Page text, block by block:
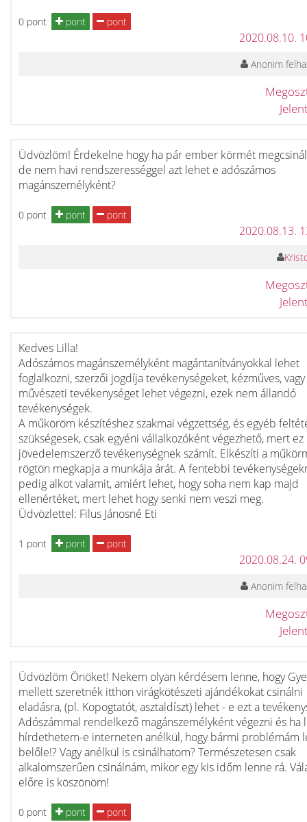
0 pont pont pont
2020.08.10.
Anonim
Üdvözlöm! Érdekelne hogy ha pár ember körmét
de nem havi rendszerességgel azt lehet e adószámos
magánszemélyként?
0 pont pont pont
2020.08.13.
Kedves Lilla!
Adószámos magánszemélyként magántanítványokkal lehet
foglalkozni, szerzői jogdíja tevékenységeket, kézműves, vagy
művészeti tevékenységet lehet végezni, ezek nem állandó
tevékenységek.
A műköröm készítéshez szakmai végzettség, és egyéb
szükségesek, csak egyéni vállalkozóként végezhető, mert ez
jövedelemszerző tevékenységnek számít. Elkészíti a
rögtön megkapja a munkája árát. A fentebbi
pedig alkot valamit, amiért lehet, hogy soha nem kap majd
ellenértéket, mert lehet hogy senki nem veszi meg.
Üdvözlettel: Filus Jánosné Eti
1 pont pont pont
2020.08.24.
Anonim
Üdvözlöm Önöket! Nekem olyan kérdésem lenne, hogy
mellett szeretnék itthon virágkötészeti ajándékokat csinálni
eladásra, (pl. Kopogtatót, asztaldíszt) lehet - e ezt a
Adószámmal rendelkező magánszemélyként végezni és ha
hírdethetem-e interneten anélkül, hogy bármi problémám
belőle!? Vagy anélkül is csinálhatom? Természetesen csak
alkalomszerűen csinálnám, mikor egy kis időm lenne rá.
előre is köszönöm!
0 pont pont pont